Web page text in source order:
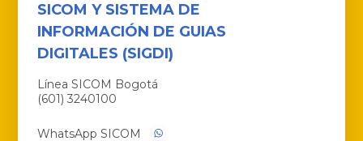
SICOM Y SISTEMA DE
INFORMACIÓN DE GUIAS
DIGITALES (SIGDI)
Línea SICOM Bogotá
(601) 3240100
WhatsApp SICOM